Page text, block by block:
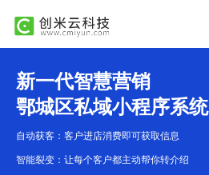
新一代智慧营销
鄂城区私域小程序系统
自动获客：客户进店消费即可获取信息
智能裂变：让每个客户都主动帮你转介绍